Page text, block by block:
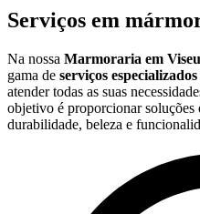
Serviços em
Na nossa Marmoraria em
gama de serviços
atender todas as suas
objetivo é proporcionar soluções
durabilidade, beleza e